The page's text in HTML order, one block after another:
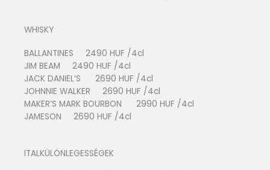
WHISKY
BALLANTINES 2490 HUF /4cl
JIM BEAM 2490 HUF /4cl
JACK DANIEL’S 2690 HUF /4cl
JOHNNIE WALKER 2690 HUF /4cl
MAKER’S MARK BOURBON 2990 HUF /4cl
JAMESON 2690 HUF /4cl
ITALKÜLÖNLEGESSÉGEK